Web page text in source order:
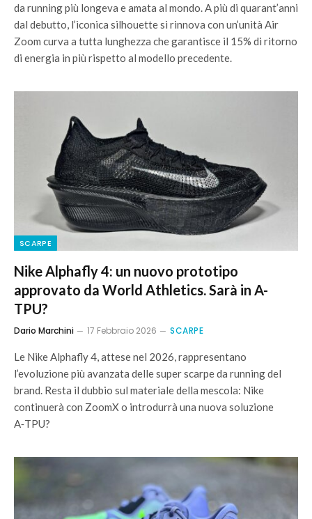
da running più longeva e amata al mondo. A più di quarant’anni
dal debutto, l’iconica silhouette si rinnova con un’unità Air
Zoom curva a tutta lunghezza che garantisce il 15% di ritorno
di energia in più rispetto al modello precedente.
SCARPE
Nike Alphafly 4: un nuovo prototipo
approvato da World Athletics. Sarà in A-
TPU?
Dario Marchini 17 Febbraio 2026 SCARPE
Le Nike Alphafly 4, attese nel 2026, rappresentano
l’evoluzione più avanzata delle super scarpe da running del
brand. Resta il dubbio sul materiale della mescola: Nike
continuerà con ZoomX o introdurrà una nuova soluzione
A‑TPU?